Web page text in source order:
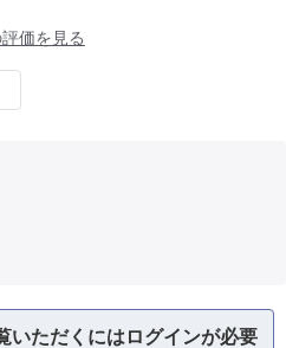
価を見る
いただくにはログインが必要